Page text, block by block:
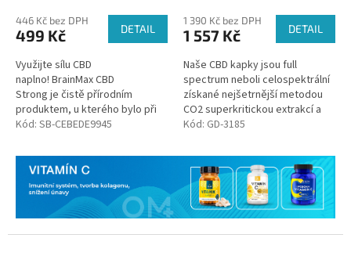
446 Kč bez DPH
499 Kč DETAIL
Využijte sílu CBD
naplno! BrainMax CBD
Strong je čistě přírodním
produktem, u kterého bylo při
výrobě dosaženo vyjímečné
terpenů pro zesílení
pozitivních...
Kód: SB-CEBEDE9945
1 390 Kč bez DPH
1 557 Kč DETAIL
Naše CBD kapky jsou full
spectrum neboli celospektrální
získané nejšetrnější metodou
CO2 superkritickou extrakcí a
pochází z lokální produkce
Kód: GD-3185